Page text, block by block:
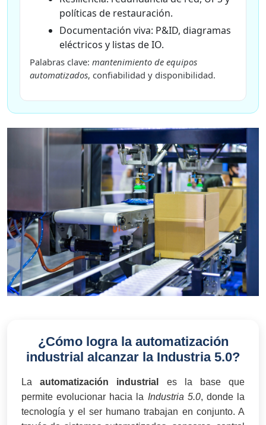
políticas de restauración.
Documentación viva: P&ID, diagramas
eléctricos y listas de IO.
Palabras clave: mantenimiento de equipos
automatizados, confiabilidad y disponibilidad.
¿Cómo logra la automatización
industrial alcanzar la Industria 5.0?
Laautomatización industrial
es la base que
permite evolucionar hacia la Industria 5.0, donde la
tecnología y el ser humano trabajan en conjunto. A